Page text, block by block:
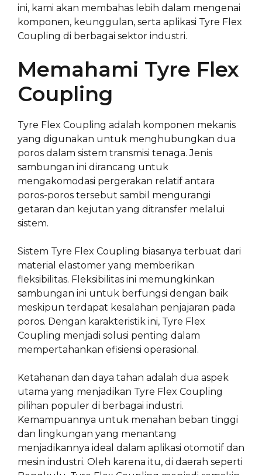
ini, kami akan membahas lebih dalam mengenai
komponen, keunggulan, serta aplikasi Tyre Flex
Coupling di berbagai sektor industri.
Memahami Tyre Flex
Coupling
Tyre Flex Coupling adalah komponen mekanis
yang digunakan untuk menghubungkan dua
poros dalam sistem transmisi tenaga. Jenis
sambungan ini dirancang untuk
mengakomodasi pergerakan relatif antara
poros-poros tersebut sambil mengurangi
getaran dan kejutan yang ditransfer melalui
sistem.
Sistem Tyre Flex Coupling biasanya terbuat dari
material elastomer yang memberikan
fleksibilitas. Fleksibilitas ini memungkinkan
sambungan ini untuk berfungsi dengan baik
meskipun terdapat kesalahan penjajaran pada
poros. Dengan karakteristik ini, Tyre Flex
Coupling menjadi solusi penting dalam
mempertahankan efisiensi operasional.
Ketahanan dan daya tahan adalah dua aspek
utama yang menjadikan Tyre Flex Coupling
pilihan populer di berbagai industri.
Kemampuannya untuk menahan beban tinggi
dan lingkungan yang menantang
menjadikannya ideal dalam aplikasi otomotif dan
mesin industri. Oleh karena itu, di daerah seperti